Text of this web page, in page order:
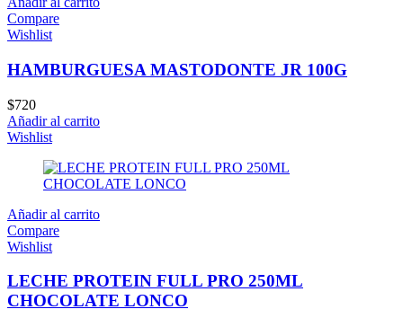
Compare
Wishlist
HAMBURGUESA MASTODONTE JR 100G
$720
Añadir al carrito
Wishlist
Añadir al carrito
Compare
Wishlist
LECHE PROTEIN FULL PRO 250ML
CHOCOLATE LONCO